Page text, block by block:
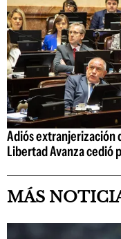
Adiós extranjerización
Libertad Avanza cedió
MÁS